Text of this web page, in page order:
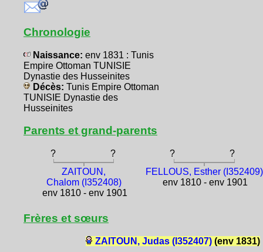
Chronologie
Naissance: env 1831 : Tunis
Empire Ottoman TUNISIE
Dynastie des Husseinites
Décès: Tunis Empire Ottoman
TUNISIE Dynastie des
Husseinites
Parents et grand-parents
? ? ?
?
ZAITOUN,
Chalom (I352408)
env 1810 - env 1901
FELLOUS, Esther (I352409)
env 1810 - env 1901
Frères et sœurs
ZAITOUN, Judas (I352407)(env 1831)